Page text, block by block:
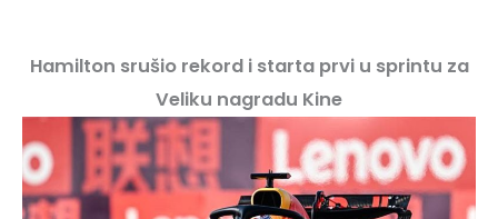
Hamilton srušio rekord i starta prvi u sprintu za
Veliku nagradu Kine